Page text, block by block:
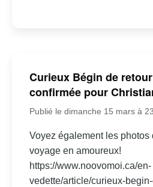
Curieux Bégin de
confirmée pour
Publié le dimanche 15 mars à
Voyez également les photos
voyage en amoureux!
https://www.noovomoi.ca/en-
vedette/article/curieux-